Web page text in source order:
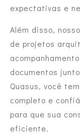
expectativas e
Além disso,
de projetos
documentos
Quasus, você
completo e
para que sua
eficiente.